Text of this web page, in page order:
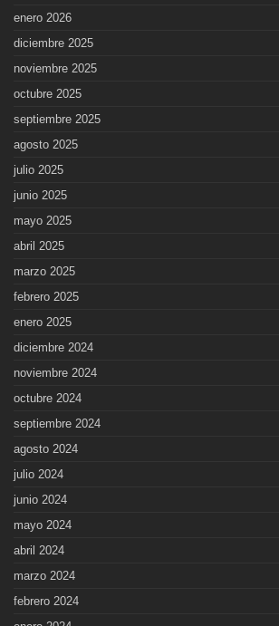
enero 2026
diciembre 2025
noviembre 2025
octubre 2025
septiembre 2025
agosto 2025
julio 2025
junio 2025
mayo 2025
abril 2025
marzo 2025
febrero 2025
enero 2025
diciembre 2024
noviembre 2024
octubre 2024
septiembre 2024
agosto 2024
julio 2024
junio 2024
mayo 2024
abril 2024
marzo 2024
febrero 2024